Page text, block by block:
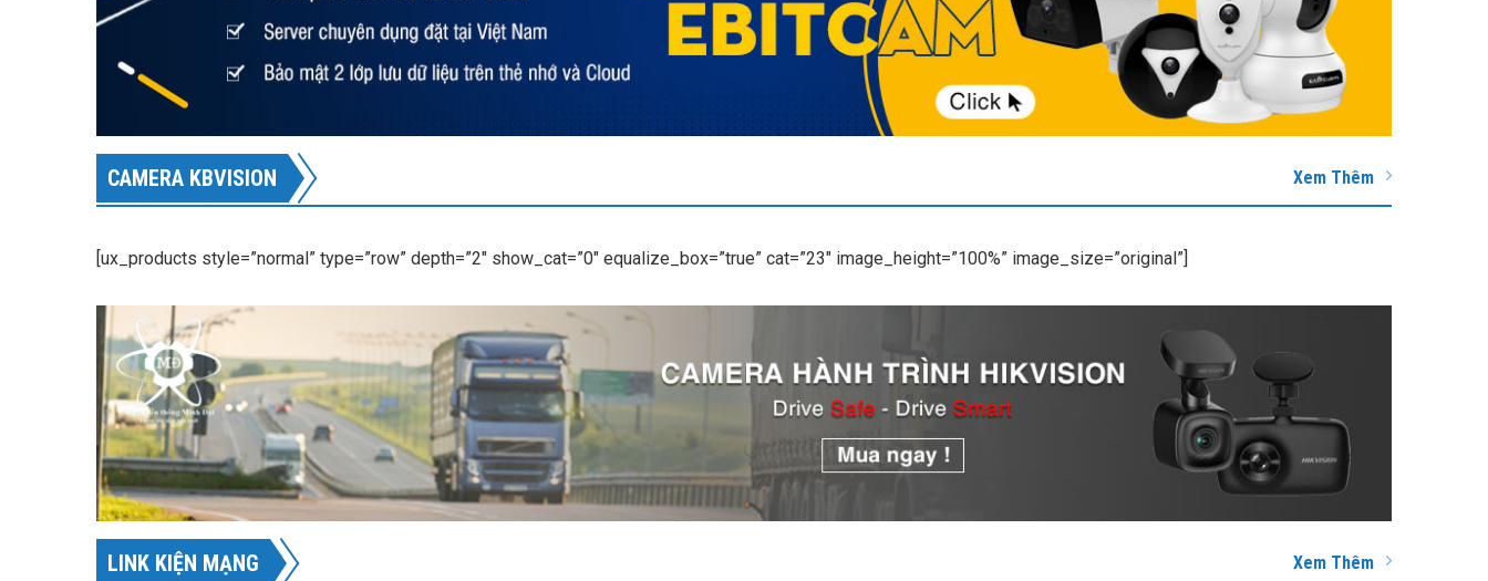
CAMERA KBVISION Xem Thêm
[ux_products style=”normal” type=”row” depth=”2″ show_cat=”0″ equalize_box=”true” cat=”23″ image_height=”100%” image_size=”original”]
LINK KIỆN MẠNG Xem Thêm